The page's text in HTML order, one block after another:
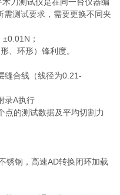
测试要求，需要更换不同夹
；
环形）锋利度。
合线（线径为0.21-
A执行
的测试数据及平均切割力
钢，高速AD转换闭环加载